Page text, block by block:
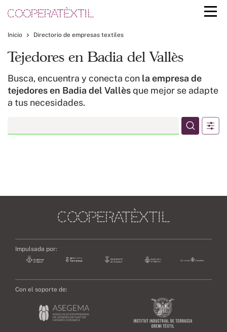
Inicio Directorio de empresas textiles
Tejedores en Badia del Vallès
Busca, encuentra y conecta con la empresa de
tejedores en Badia del Vallèsque mejor se adapte
a tus necesidades.
Impulsada por:
Con el soporte de: